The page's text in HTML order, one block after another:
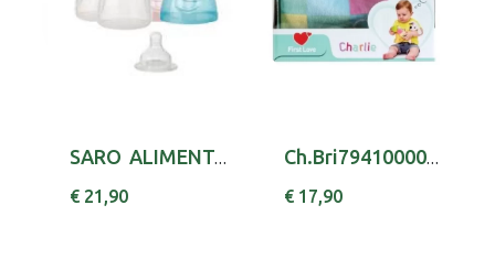
SARO ALIMENTACAO BIB C/ COLHER 2502
€ 21,90
Ch.Bri7941000000 Manta Fl Charlie 0m+
€ 17,90